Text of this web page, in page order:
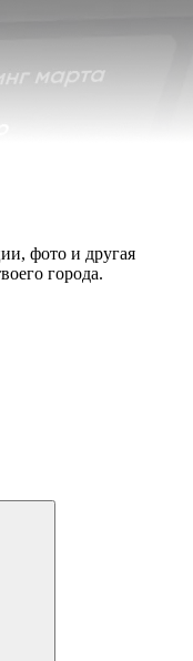
фото и другая
города.